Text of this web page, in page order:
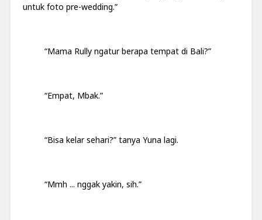
untuk foto pre-wedding.”
“Mama Rully ngatur berapa tempat di Bali?”
“Empat, Mbak.”
“Bisa kelar sehari?” tanya Yuna lagi.
“Mmh ... nggak yakin, sih.”